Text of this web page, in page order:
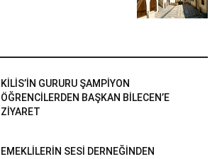
KİLİS’İN GURURU ŞAMPİYON
ÖĞRENCİLERDEN BAŞKAN BİLECEN’E
ZİYARET
EMEKLİLERİN SESİ DERNEĞİNDEN